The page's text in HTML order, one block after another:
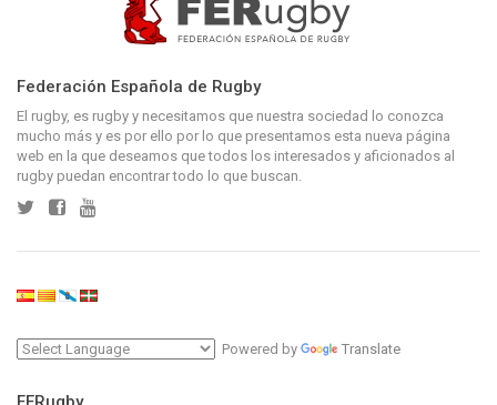
Federación Española de Rugby
El rugby, es rugby y necesitamos que nuestra sociedad lo conozca
mucho más y es por ello por lo que presentamos esta nueva página
web en la que deseamos que todos los interesados y aficionados al
rugby puedan encontrar todo lo que buscan.
Powered by Translate